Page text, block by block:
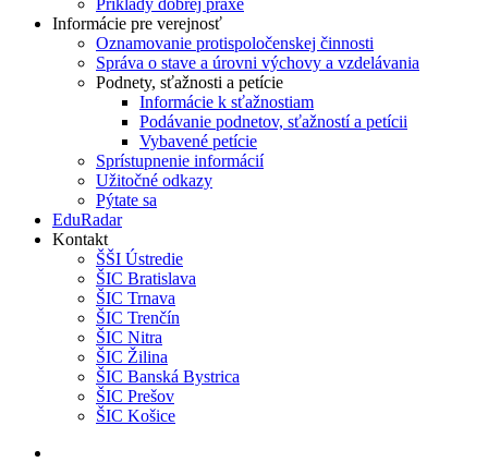
Príklady dobrej praxe
Informácie pre verejnosť
Oznamovanie protispoločenskej činnosti
Správa o stave a úrovni výchovy a vzdelávania
Podnety, sťažnosti a petície
Informácie k sťažnostiam
Podávanie podnetov, sťažností a petícii
Vybavené petície
Sprístupnenie informácií
Užitočné odkazy
Pýtate sa
EduRadar
Kontakt
ŠŠI Ústredie
ŠIC Bratislava
ŠIC Trnava
ŠIC Trenčín
ŠIC Nitra
ŠIC Žilina
ŠIC Banská Bystrica
ŠIC Prešov
ŠIC Košice